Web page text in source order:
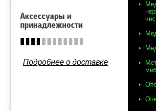
Аксессуары и
принадлежности
Подробнее о доставке